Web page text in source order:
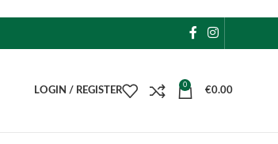
LOGIN / REGISTER
0
€0.00